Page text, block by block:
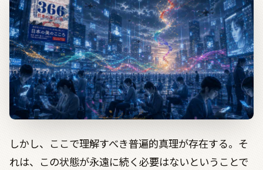
しかし、ここで理解すべき普遍的真理が存在する。そ
れは、この状態が永遠に続く必要はないということで